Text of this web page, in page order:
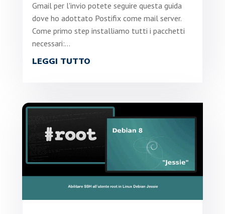
Gmail per l'invio potete seguire questa guida
dove ho adottato Postifix come mail server.
Come primo step installiamo tutti i pacchetti
necessari:...
LEGGI TUTTO